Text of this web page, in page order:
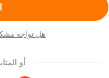
هل تواجه
أو